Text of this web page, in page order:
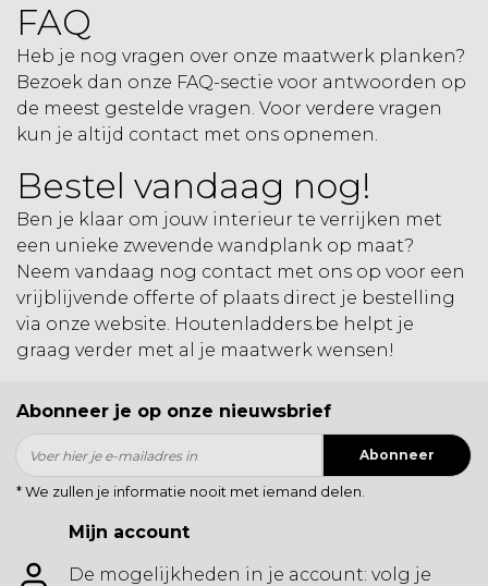
FAQ
Heb je nog vragen over onze maatwerk planken?
Bezoek dan onze FAQ-sectie voor antwoorden op
de meest gestelde vragen. Voor verdere vragen
kun je altijd contact met ons opnemen.
Bestel vandaag nog!
Ben je klaar om jouw interieur te verrijken met
een unieke zwevende wandplank op maat?
Neem vandaag nog contact met ons op voor een
vrijblijvende offerte of plaats direct je bestelling
via onze website. Houtenladders.be helpt je
graag verder met al je maatwerk wensen!
Abonneer je op onze nieuwsbrief
Abonneer
* We zullen je informatie nooit met iemand delen.
Mijn account
De mogelijkheden in je account: volg je